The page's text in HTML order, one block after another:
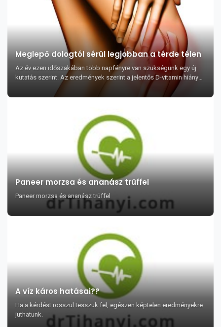
Meglepő dologtól sérül legjobban a térde télen
Az év ezen időszakában több napfényre van szükségünk egy új
kutatás szerint. Az eredmények szerint a jelentős D-vitamin hiány
jelentősen hozzájárul a ...
Paneer morzsa és ananász trüffel
Paneer morzsa és ananász trüffel
A víz káros hatásai??
Ha a kérdést rosszul tesszük fel, egészen képtelen eredményekre
juthatunk.